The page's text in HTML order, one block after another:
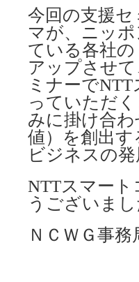
今回の支援
マが、ニッ
ている各社
アップさせ
ミナーで
っていただ
みに掛け合
値）を創出
ビジネスの
NTTスマー
うございまし
ＮＣＷＧ事務